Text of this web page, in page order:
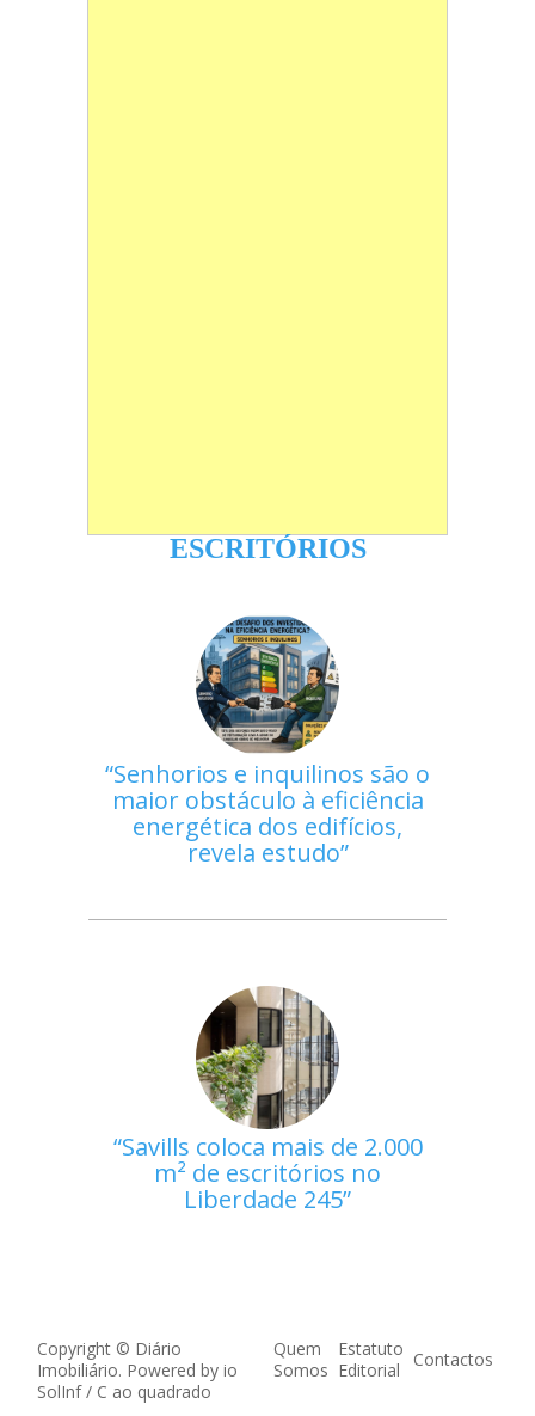
ESCRITÓRIOS
Senhorios e inquilinos são o
maior obstáculo à eficiência
energética dos edifícios,
revela estudo
Savills coloca mais de 2.000
m² de escritórios no
Liberdade 245
Copyright © Diário
Imobiliário. Powered by io
SolInf/ C ao quadrado
Quem
Somos
Estatuto
Editorial
Contactos